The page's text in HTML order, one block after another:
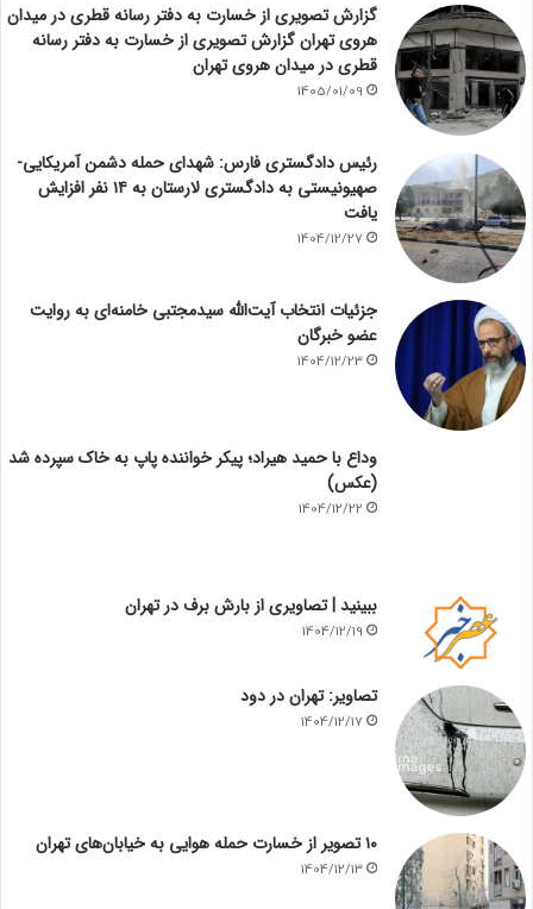
گزارش تصویری از خسارت به دفتر رسانه قطری در میدان
هروی تهران گزارش تصویری از خسارت به دفتر رسانه
قطری در میدان هروی تهران
1405/01/09
رئیس دادگستری فارس: شهدای حمله دشمن آمریکایی-
صهیونیستی به دادگستری لارستان به ۱۴ نفر افزایش
یافت
1404/12/27
جزئیات انتخاب آیت‌الله سیدمجتبی خامنه‌ای به روایت
عضو خبرگان
1404/12/23
وداع با حمید هیراد؛ پیکر خواننده پاپ به خاک سپرده شد
(عکس)
1404/12/22
ببینید | تصاویری از بارش برف در تهران
1404/12/19
تصاویر: تهران در دود
1404/12/17
۱۰ تصویر از خسارت حمله هوایی به خیابان‌های تهران
1404/12/13